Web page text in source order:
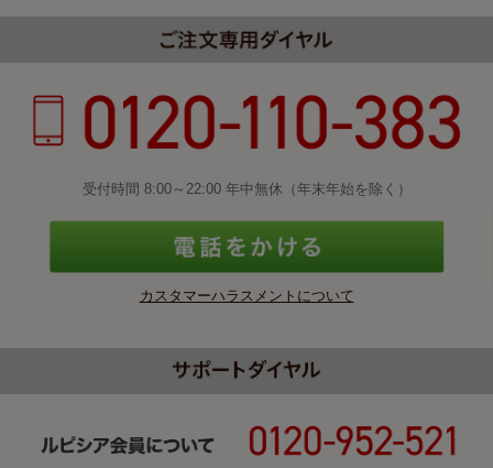
受付時間 8:00～22:00 年中無休（年末年始を除く）
カスタマーハラスメントについて